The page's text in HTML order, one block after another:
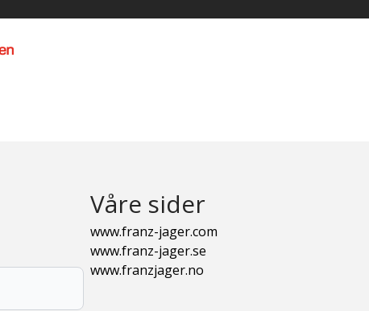
Våre sider
www.franz-jager.com
www.franz-jager.se
www.franzjager.no